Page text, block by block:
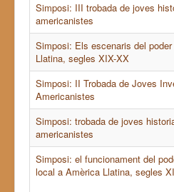
Simposi: III trobada de joves
americanistes
Simposi: Els escenaris del
Llatina, segles XIX-XX
Simposi: II Trobada de Joves
Americanistes
Simposi: trobada de joves
americanistes
Simposi: el funcionament del
local a Amèrica Llatina, segles